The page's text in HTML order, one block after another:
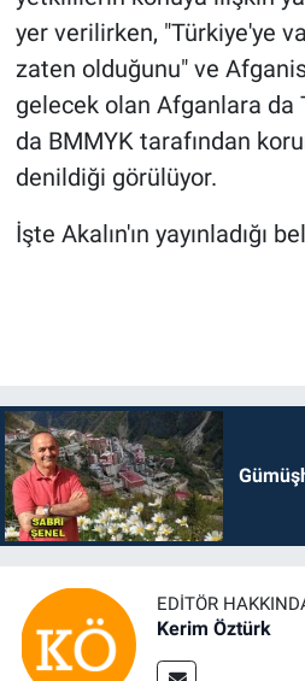
yer verilirken, "Türkiye'ye
zaten olduğunu" ve
gelecek olan Afganlara da
da BMMYK tarafından
denildiği görülüyor.
İşte Akalın'ın yayınladığı
EDITÖR
Kerim Öztürk